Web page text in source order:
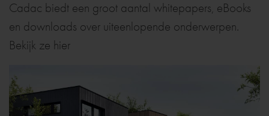
Cadac biedt een groot aantal whitepapers, eBooks
en downloads over uiteenlopende onderwerpen.
Bekijk ze hier